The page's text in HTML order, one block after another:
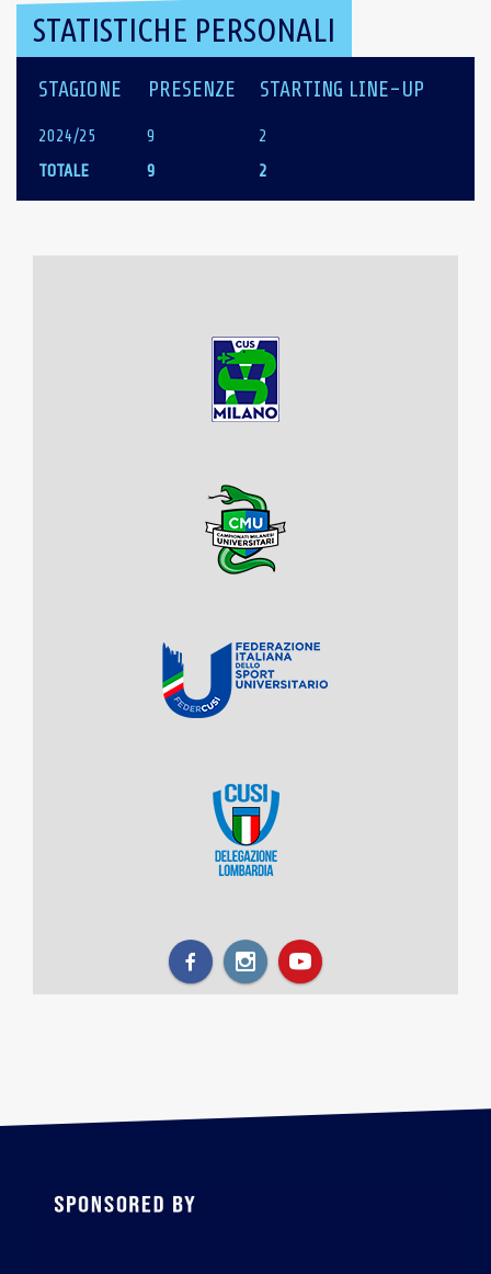
STATISTICHE PERSONALI
STAGIONE PRESENZE STARTING LINE-UP
2024/25 9
2
TOTALE
9 2